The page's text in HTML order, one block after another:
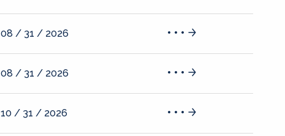
08 / 31 / 2026
08 / 31 / 2026
10 / 31 / 2026